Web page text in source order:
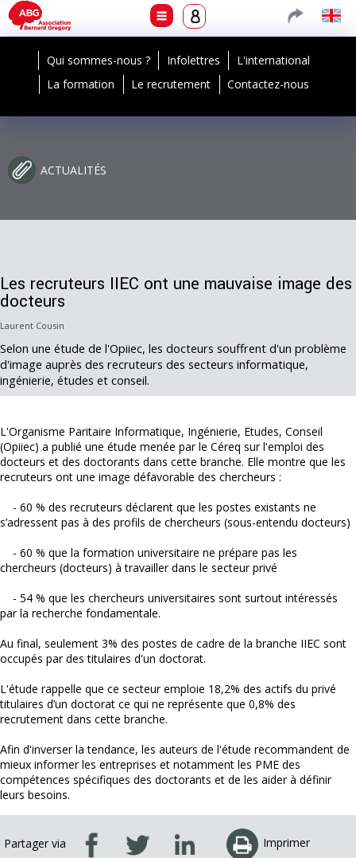
Qui sommes-nous ? Infolettres
L'international
La formation
Le recrutement Contactez-nous
ACTUALITÉS
Les recruteurs IIEC ont une mauvaise image des
docteurs
Laurent Cousin
Selon une étude de l'Opiiec, les docteurs souffrent d'un problème
d'image auprès des recruteurs des secteurs informatique,
ingénierie, études et conseil.
L'Organisme Paritaire Informatique, Ingénierie, Etudes, Conseil
(Opiiec) a publié une étude menée par le Céreq sur l'emploi des
docteurs et des doctorants dans cette branche. Elle montre que les
recruteurs ont une image défavorable des chercheurs :
- 60 % des recruteurs déclarent que les postes existants ne
s’adressent pas à des profils de chercheurs (sous-entendu docteurs)
- 60 % que la formation universitaire ne prépare pas les
chercheurs (docteurs) à travailler dans le secteur privé
- 54 % que les chercheurs universitaires sont surtout intéressés
par la recherche fondamentale.
Au final, seulement 3% des postes de cadre de la branche IIEC sont
occupés par des titulaires d'un doctorat.
L'étude rappelle que ce secteur emploie 18,2% des actifs du privé
titulaires d’un doctorat ce qui ne représente que 0,8% des
recrutement dans cette branche.
Afin d'inverser la tendance, les auteurs de l'étude recommandent de
mieux informer les entreprises et notamment les PME des
compétences spécifiques des doctorants et de les aider à définir
leurs besoins.
Partager via Imprimer